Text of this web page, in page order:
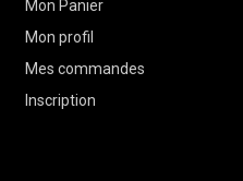
Mon Panier
Mon profil
Mes commandes
Inscription